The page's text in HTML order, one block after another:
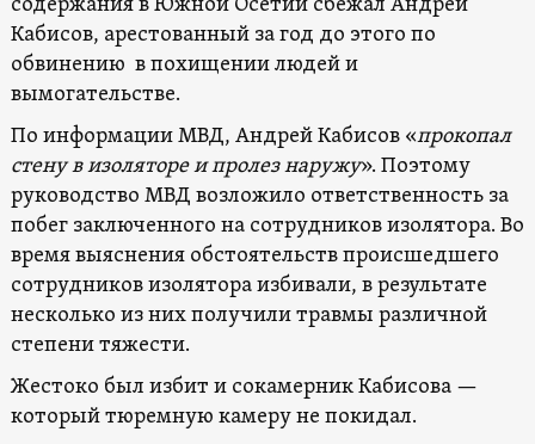
содержания в Южной Осетии сбежал Андрей
Кабисов, арестованный за год до этого по
обвинению в похищении людей и
вымогательстве.
По информации МВД, Андрей Кабисов «прокопал
стену в изоляторе и пролез наружу». Поэтому
руководство МВД возложило ответственность за
побег заключенного на сотрудников изолятора. Во
время выяснения обстоятельств происшедшего
сотрудников изолятора избивали, в результате
несколько из них получили травмы различной
степени тяжести.
Жестоко был избит и сокамерник Кабисова —
который тюремную камеру не покидал.